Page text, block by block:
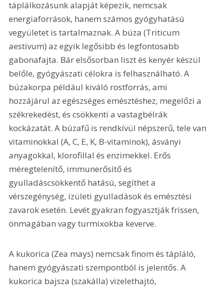
táplálkozásunk alapját képezik, nemcsak
energiaforrások, hanem számos gyógyhatású
vegyületet is tartalmaznak. A búza (Triticum
aestivum) az egyik legősibb és legfontosabb
gabonafajta. Bár elsősorban liszt és kenyér készül
belőle, gyógyászati célokra is felhasználható. A
búzakorpa például kiváló rostforrás, ami
hozzájárul az egészséges emésztéshez, megelőzi a
székrekedést, és csökkenti a vastagbélrák
kockázatát. A búzafű is rendkívül népszerű, tele van
vitaminokkal (A, C, E, K, B-vitaminok), ásványi
anyagokkal, klorofillal és enzimekkel. Erős
méregtelenítő, immunerősítő és
gyulladáscsökkentő hatású, segíthet a
vérszegénység, ízületi gyulladások és emésztési
zavarok esetén. Levét gyakran fogyasztják frissen,
önmagában vagy turmixokba keverve.
A kukorica (Zea mays) nemcsak finom és tápláló,
hanem gyógyászati szempontból is jelentős. A
kukorica bajsza (szakálla) vizelethajtó,